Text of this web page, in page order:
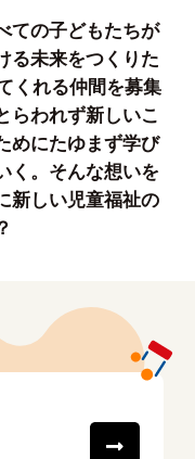
ての子どもたちが
る未来をつくりた
くれる仲間を募集
らわれず新しいこ
めにたゆまず学び
く。そんな想いを
新しい児童福祉の